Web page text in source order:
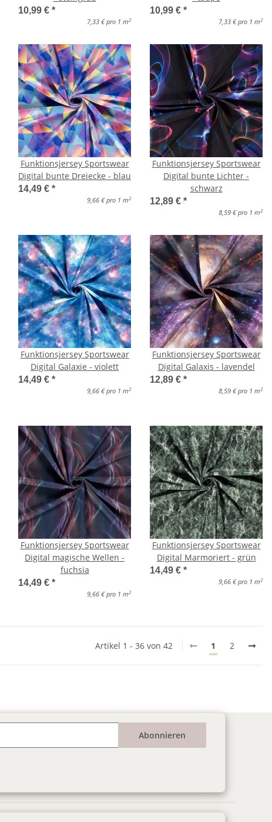
10,99 € *
7,33 € pro 1 m2
10,99 € *
7,33 € pro 1 m2
Funktionsjersey Sportswear
Digital bunte Dreiecke - blau
14,49 € *
9,66 € pro 1 m2
Funktionsjersey Sportswear
Digital bunte Lichter -
schwarz
12,89 € *
8,59 € pro 1 m2
Funktionsjersey Sportswear
Digital Galaxie - violett
14,49 € *
9,66 € pro 1 m2
Funktionsjersey Sportswear
Digital Galaxis - lavendel
12,89 € *
8,59 € pro 1 m2
Funktionsjersey Sportswear
Digital magische Wellen -
fuchsia
14,49 € *
9,66 € pro 1 m2
Funktionsjersey Sportswear
Digital Marmoriert - grün
14,49 € *
9,66 € pro 1 m2
Artikel 1 - 36 von 42 1 2
Abonnieren